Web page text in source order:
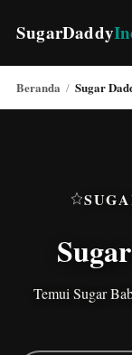
SugarDaddy
Beranda / Sugar
Temui Sugar